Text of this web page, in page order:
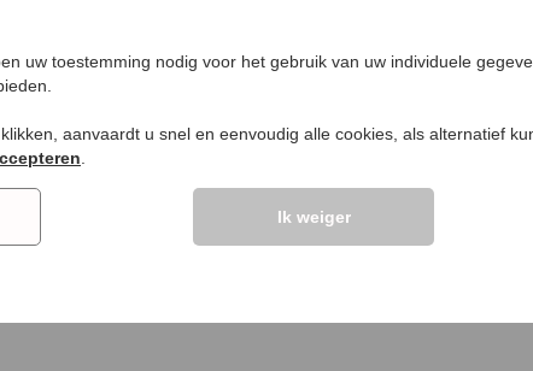
>>
uw toestemming nodig voor het gebruik van uw individuele
aanvaardt u snel en eenvoudig alle cookies, als alternatief
Ik weiger